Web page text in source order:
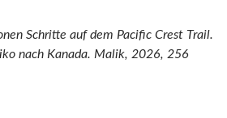
Schritte auf dem Pacific Crest Trail.
nach Kanada. Malik, 2026, 256